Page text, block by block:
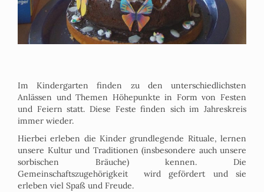
Im Kindergarten finden zu den unterschiedlichsten
Anlässen und Themen Höhepunkte in Form von Festen
und Feiern statt. Diese Feste finden sich im Jahreskreis
immer wieder.
Hierbei erleben die Kinder grundlegende Rituale, lernen
unsere Kultur und Traditionen (insbesondere auch unsere
sorbischen Bräuche) kennen. Die
Gemeinschaftszugehörigkeit wird gefördert und sie
erleben viel Spaß und Freude.